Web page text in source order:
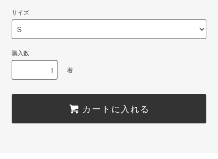
サイズ
購入数
着
カートに入れる